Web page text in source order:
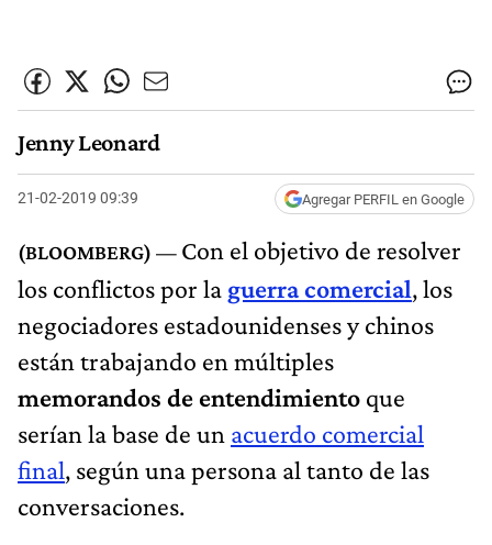
Jenny Leonard
21-02-2019 09:39 Agregar PERFIL en Google
Con el objetivo de resolver
los conflictos por la guerra comercial, los
negociadores estadounidenses y chinos
están trabajando en múltiples
memorandos de entendimiento que
serían la base de un acuerdo comercial
final, según una persona al tanto de las
conversaciones.